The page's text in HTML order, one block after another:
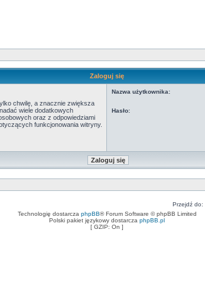
Zaloguj się
chwilę, a znacznie zwiększa
wiele dodatkowych
oraz z odpowiedziami
funkcjonowania witryny.
Nazwa użytkownika:
Hasło:
Przejdź do:
Technologię dostarcza phpBB® Forum Software © phpBB Limited
Polski pakiet językowy dostarcza phpBB.pl
[ GZIP: On ]